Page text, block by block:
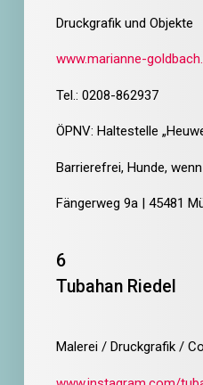
Druckgrafik und Objekte
www.marianne-
Tel.: 0208-862937
ÖPNV: Haltestelle
Barrierefrei, Hunde,
Fängerweg 9a | 45481
6
Tubahan Riedel
Malerei / Druckgrafik /